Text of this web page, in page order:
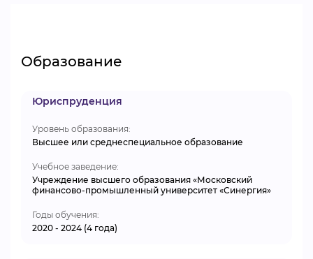
Образование
Юриспруденция
Уровень образования:
Высшее или среднеспециальное образование
Учебное заведение:
Учреждение высшего образования «Московский
финансово-промышленный университет «Синергия»
Годы обучения:
2020 - 2024 (4 года)